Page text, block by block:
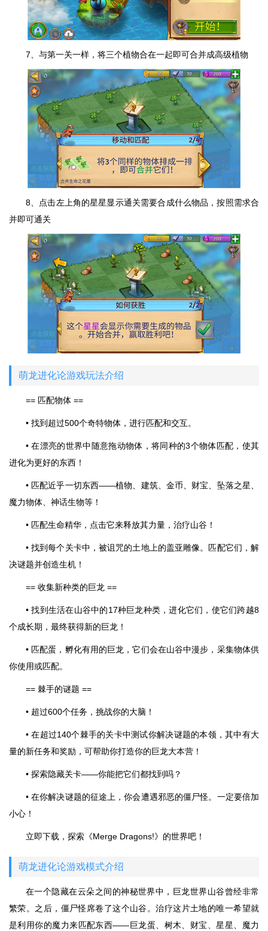
7、与第一关一样，将三个植物合在一起即可合并成高级植物
8、点击左上角的星星显示通关需要合成什么物品，按照需求合
并即可通关
萌龙进化论游戏玩法介绍
== 匹配物体 ==
• 找到超过500个奇特物体，进行匹配和交互。
• 在漂亮的世界中随意拖动物体，将同种的3个物体匹配，使其
进化为更好的东西！
• 匹配近乎一切东西——植物、建筑、金币、财宝、坠落之星、
魔力物体、神话生物等！
• 匹配生命精华，点击它来释放其力量，治疗山谷！
• 找到每个关卡中，被诅咒的土地上的盖亚雕像。匹配它们，解
决谜题并创造生机！
== 收集新种类的巨龙 ==
• 找到生活在山谷中的17种巨龙种类，进化它们，使它们跨越8
个成长期，最终获得新的巨龙！
• 匹配蛋，孵化有用的巨龙，它们会在山谷中漫步，采集物体供
你使用或匹配。
== 棘手的谜题 ==
• 超过600个任务，挑战你的大脑！
• 在超过140个棘手的关卡中测试你解决谜题的本领，其中有大
量的新任务和奖励，可帮助你打造你的巨龙大本营！
• 探索隐藏关卡——你能把它们都找到吗？
• 在你解决谜题的征途上，你会遭遇邪恶的僵尸怪。一定要倍加
小心！
立即下载，探索《Merge Dragons!》的世界吧！
萌龙进化论游戏模式介绍
在一个隐藏在云朵之间的神秘世界中，巨龙世界山谷曾经非常
繁荣。之后，僵尸怪席卷了这个山谷。治疗这片土地的唯一希望就
是利用你的魔力来匹配东西——巨龙蛋、树木、财宝、星星、魔力